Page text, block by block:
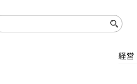
経営